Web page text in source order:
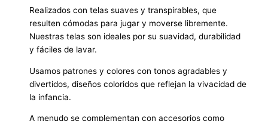
Realizados con telas suaves y transpirables, que
resulten cómodas para jugar y moverse libremente.
Nuestras telas son ideales por su suavidad, durabilidad
y fáciles de lavar.
Usamos patrones y colores con tonos agradables y
divertidos, diseños coloridos que reflejan la vivacidad de
la infancia.
A menudo se complementan con accesorios como